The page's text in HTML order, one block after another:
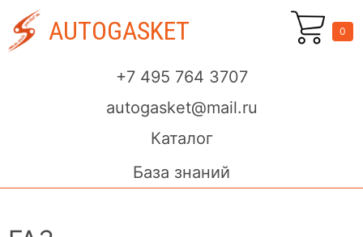
AUTOGASKET
+7 495 764 3707
autogasket@mail.ru
Каталог
База знаний
0